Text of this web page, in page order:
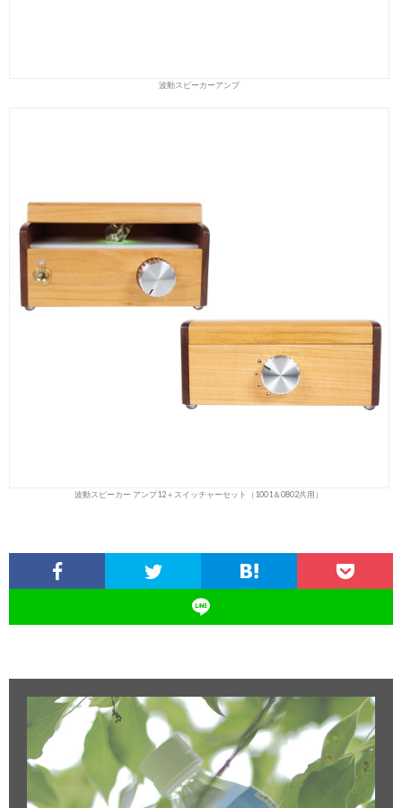
波動スピーカーアンプ
波動スピーカー アンプ12＋スイッチャーセット（1001＆0802共用）